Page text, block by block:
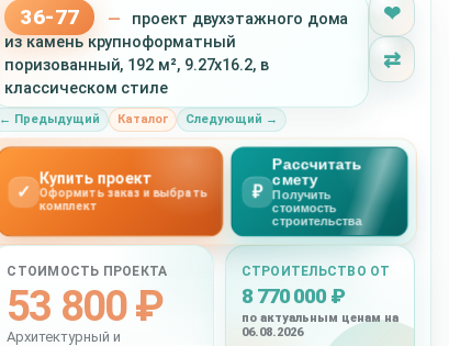
36-77 —
проект двухэтажного дома
из камень крупноформатный
поризованный, 192 м², 9.27x16.2, в
классическом стиле
← Предыдущий Каталог Следующий →
❤
⇄
СТОИМОСТЬ ПРОЕКТА
53 800 ₽
Архитектурный и
СТРОИТЕЛЬСТВО ОТ
8 770 000 ₽
по актуальным ценам на
06.08.2026
✓
Купить проект
Оформить заказ и выбрать
комплект
₽
Рассчитать
смету
Получить
стоимость
строительства